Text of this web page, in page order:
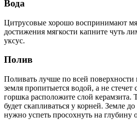
Вода
Цитрусовые хорошо воспринимают
достижения мягкости капните чуть
уксус.
Полив
Поливать лучше по всей
земля пропитыется водой, а не стечет
горшка расположите слой керамзита.
будет скапливаться у корней. Земле
нужно успеть просохнуть на глубину